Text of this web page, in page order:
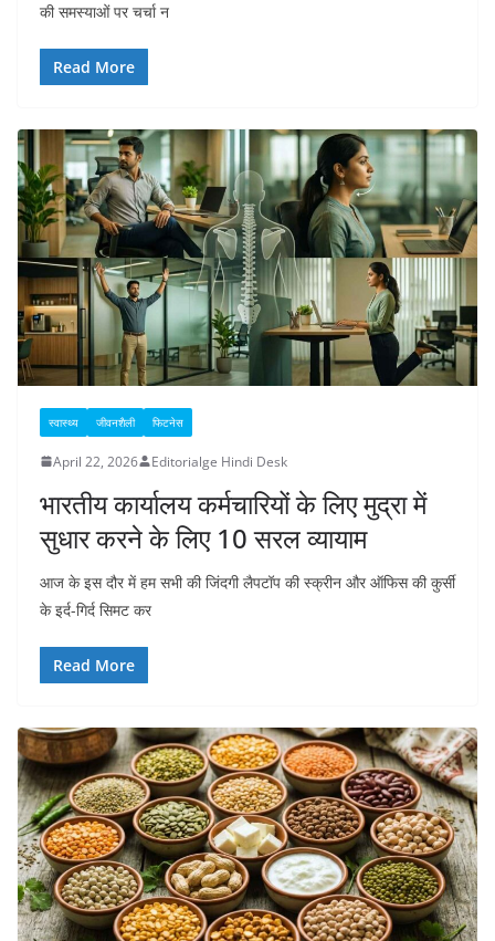
की समस्याओं पर चर्चा न
Read More
स्वास्थ्य जीवनशैली फिटनेस
April 22, 2026 Editorialge Hindi Desk
भारतीय कार्यालय कर्मचारियों के लिए मुद्रा में
सुधार करने के लिए 10 सरल व्यायाम
आज के इस दौर में हम सभी की जिंदगी लैपटॉप की स्क्रीन और ऑफिस की कुर्सी
के इर्द-गिर्द सिमट कर
Read More